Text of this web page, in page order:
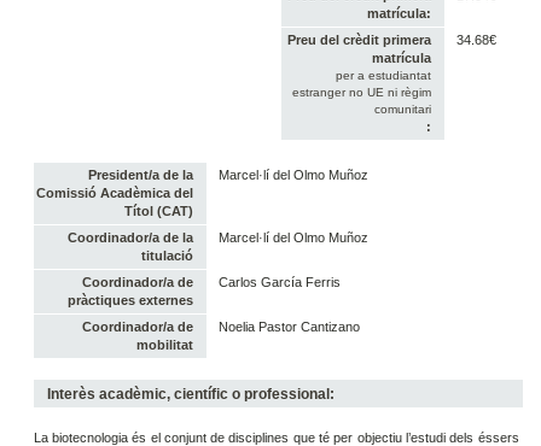
matrícula:
Preu del crèdit primera
matrícula
per a estudiantat
estranger no UE ni règim
comunitari
:
34.68€
President/a de la
Comissió Acadèmica del
Títol (CAT)
Marcel·lí del Olmo Muñoz
Coordinador/a de la
titulació
Marcel·lí del Olmo Muñoz
Coordinador/a de
pràctiques externes
Carlos García Ferris
Coordinador/a de
mobilitat
Noelia Pastor Cantizano
Interès acadèmic, científic o professional:
La biotecnologia és el conjunt de disciplines que té per objectiu l’estudi dels éssers